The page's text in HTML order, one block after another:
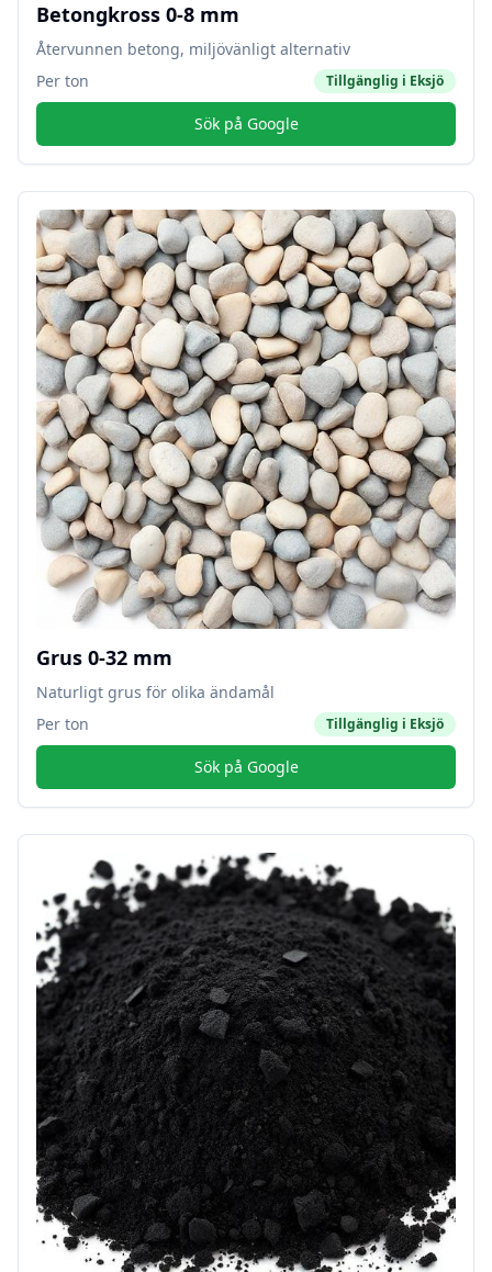
Betongkross 0-8 mm
Återvunnen betong, miljövänligt alternativ
Per ton
Tillgänglig i Eksjö
Sök på Google
Grus 0-32 mm
Naturligt grus för olika ändamål
Per ton
Tillgänglig i Eksjö
Sök på Google